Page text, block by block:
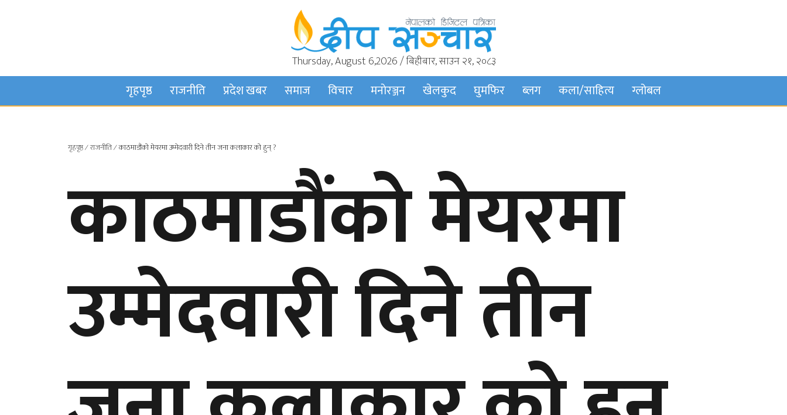
Thursday, August 6,2026 / बिहीबार, साउन २१, २०८३
गृहपृष्ठ राजनीति प्रदेश खबर समाज विचार मनाेरञ्जन खेलकुद घुमफिर ब्लग कला/साहित्य ग्लोबल
गृहपृष्ठ∕राजनीति∕काठमाडौंको मेयरमा उम्मेदवारी दिने तीन जना कलाकार को हुन् ?
काठमाडौंको मेयरमा
उम्मेदवारी दिने तीन